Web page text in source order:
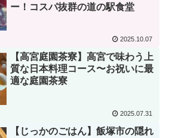
ー！コスパ抜群の道の駅食堂
2025.10.07
【高宮庭園茶寮】高宮で味わう上
質な日本料理コース〜お祝いに最
適な庭園茶寮
2025.07.31
【じっかのごはん】飯塚市の隠れ